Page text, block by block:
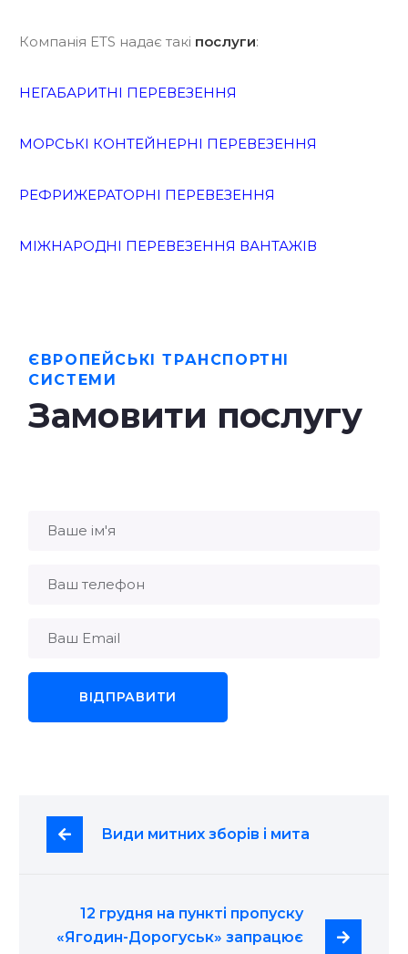
Компанія ETS надає такі послуги:
НЕГАБАРИТНІ ПЕРЕВЕЗЕННЯ
МОРСЬКІ КОНТЕЙНЕРНІ ПЕРЕВЕЗЕННЯ
РЕФРИЖЕРАТОРНІ ПЕРЕВЕЗЕННЯ
МІЖНАРОДНІ ПЕРЕВЕЗЕННЯ ВАНТАЖІВ
ЄВРОПЕЙСЬКІ ТРАНСПОРТНІ
СИСТЕМИ
Замовити послугу
Види митних зборів і мита
12 грудня на пункті пропуску
«Ягодин-Дорогуськ» запрацює